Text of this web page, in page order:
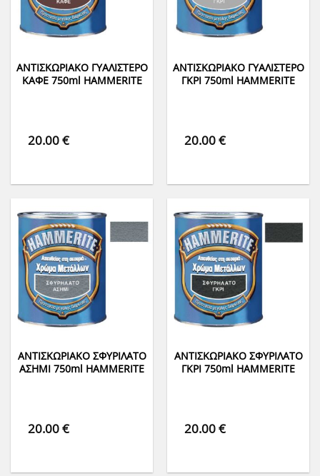
ΑΝΤΙΣΚΩΡΙΑΚΟ ΓΥΑΛΙΣΤΕΡΟ
ΚΑΦΕ 750ml HAMMERITE
20.00€
ΑΝΤΙΣΚΩΡΙΑΚΟ ΓΥΑΛΙΣΤΕΡΟ
ΓΚΡΙ 750ml HAMMERITE
20.00€
ΑΝΤΙΣΚΩΡΙΑΚΟ ΣΦΥΡΙΛΑΤΟ
ΑΣΗΜΙ 750ml HAMMERITE
20.00€
ΑΝΤΙΣΚΩΡΙΑΚΟ ΣΦΥΡΙΛΑΤΟ
ΓΚΡΙ 750ml HAMMERITE
20.00€